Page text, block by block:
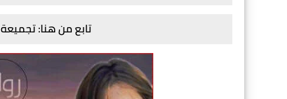
تابع من هنا: تجميعة